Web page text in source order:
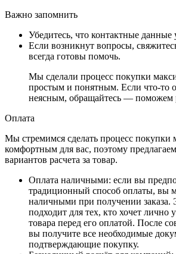
Важно запомнить
Убедитесь, что контактные данные
Если возникнут вопросы,
всегда готовы помочь.
Мы сделали процесс покупки
простым и понятным. Если что-то
неясным, обращайтесь — поможем
Оплата
Мы стремимся сделать процесс покупки
комфортным для вас, поэтому
вариантов расчета за товар.
Оплата наличными: если вы
традиционный способ оплаты, вы
наличными при получении заказа.
подходит для тех, кто хочет лично
товара перед его оплатой. После
вы получите все необходимые
подтверждающие покупку.